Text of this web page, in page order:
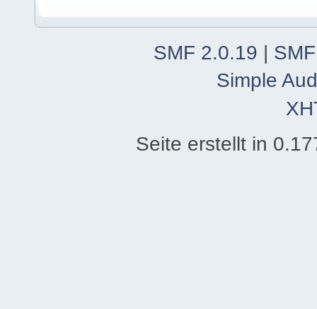
SMF 2.0.19 |
Simple
Seite erstellt in